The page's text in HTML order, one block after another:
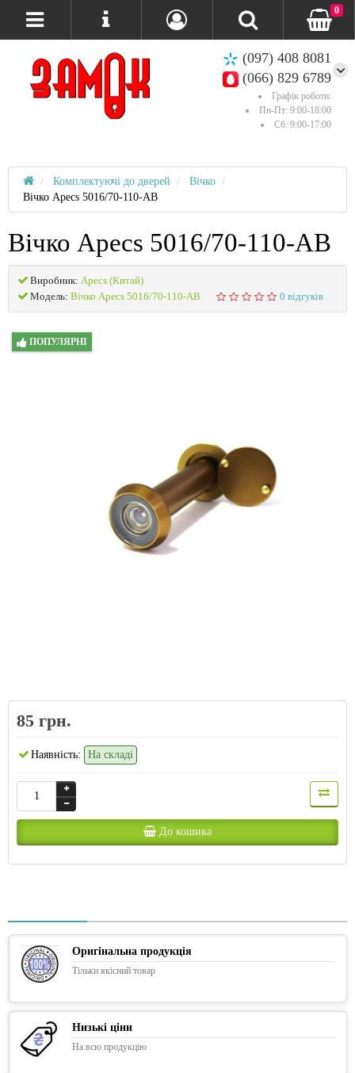
(097) 408 8081
(066) 829 6789
Графік роботи:
Пн-Пт: 9:00-18:00
Сб: 9:00-17:00
0
Комплектуючі до дверей
Вічко
Вічко Apecs 5016/70-110-AB
Вічко Apecs 5016/70-110-AB
Виробник: Apecs (Китай)
Модель: Вічко Apecs 5016/70-110-AB 0 відгуків
ПОПУЛЯРНІ
85 грн.
Наявність: На складі
До кошика
Оригінальна продукція
Тільки якісний товар
Низькі ціни
На всю продукцію